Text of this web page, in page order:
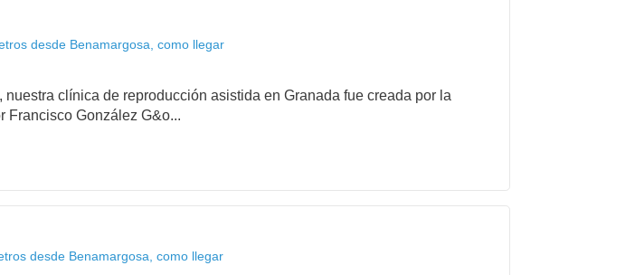
desde Benamargosa, como llegar
nuestra clínica de reproducción asistida en Granada fue creada por la
Francisco González G&o...
desde Benamargosa, como llegar